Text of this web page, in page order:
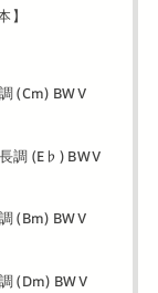
】
(Cm) BWV
調 (E♭) BWV
(Bm) BWV
(Dm) BWV